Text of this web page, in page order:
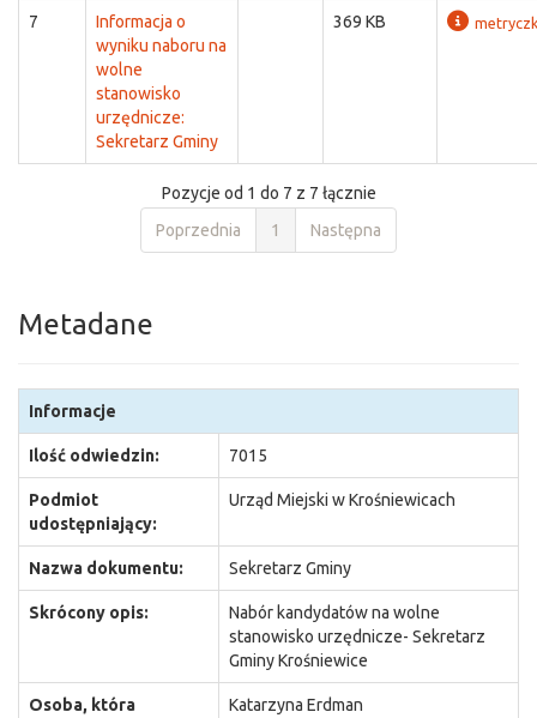
7
Informacja o
wyniku naboru na
wolne
stanowisko
urzędnicze:
Sekretarz Gminy
369 KB
Pozycje od 1 do 7 z 7 łącznie
Poprzednia
1 Następna
Metadane
Informacje
Ilość odwiedzin: 7015
Podmiot
udostępniający:
Urząd Miejski w Krośniewicach
Nazwa dokumentu: Sekretarz Gminy
Skrócony opis:
Nabór kandydatów na wolne
stanowisko urzędnicze- Sekretarz
Gminy Krośniewice
Osoba, która
Katarzyna Erdman